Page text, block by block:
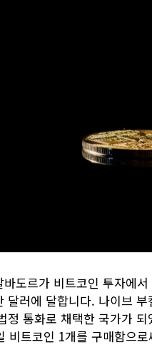
바도르가 비트코인 투자에
달러에 달합니다. 나이브
정 통화로 채택한 국가가
비트코인 1개를 구매함으